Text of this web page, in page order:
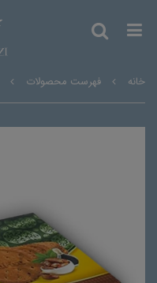
خانه فهرست محصولات